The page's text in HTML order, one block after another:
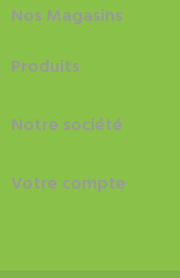
Nos Magasins
Produits
Notre société
Votre compte